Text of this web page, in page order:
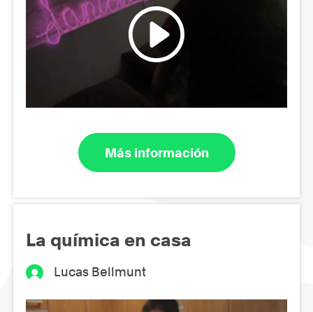
Más información
La química en casa
Lucas Bellmunt